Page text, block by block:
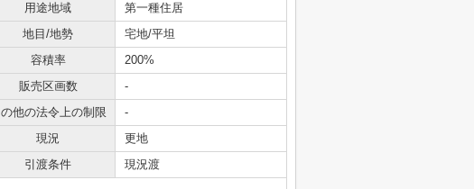
用途地域
第一種住居
地目/地勢
宅地/平坦
容積率
200%
販売区画数
-
他の法令上の制限
-
現況
更地
引渡条件
現況渡